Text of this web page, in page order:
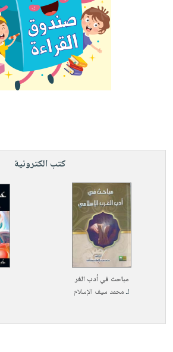
كتب الكترونية
مباحث في أدب الغر
لـمحمد سيف الإسلام